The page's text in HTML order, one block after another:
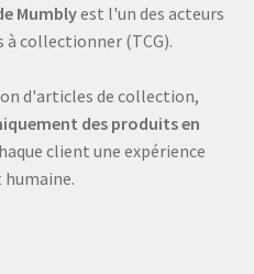
Mumblyest l'un des acteurs
à collectionner (TCG).
d'articles de collection,
des produits en
client une expérience